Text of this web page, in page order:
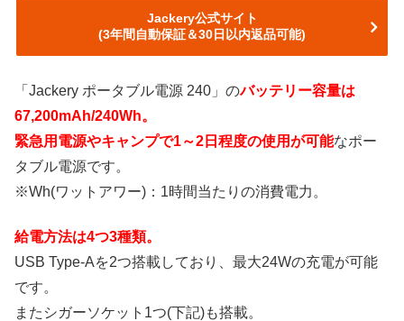
Jackery公式サイト
(3年間自動保証＆30日以内返品可能)
「Jackery ポータブル電源 240」のバッテリー容量は
67,200mAh/240Wh。
緊急用電源やキャンプで1～2日程度の使用が可能なポー
タブル電源です。
※Wh(ワットアワー)：1時間当たりの消費電力。
給電方法は4つ3種類。
USB Type-Aを2つ搭載しており、最大24Wの充電が可能
です。
またシガーソケット1つ(下記)も搭載。